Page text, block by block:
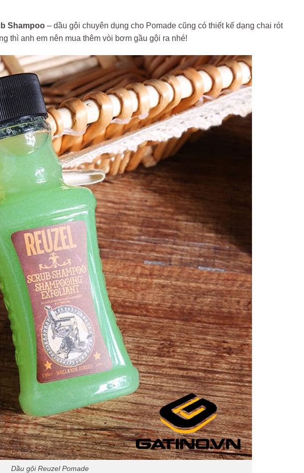
Shampoo – dầu gội chuyên dụng cho Pomade cũng có thiết kế dạng chai rót
thì anh em nên mua thêm vòi bơm gầu gội ra nhé!
Dầu gội Reuzel Pomade